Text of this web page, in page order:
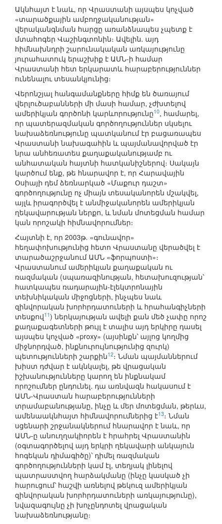
Ակնհայտ է նաև, որ Վրաստանի այսպես կոչված
«տարածքային ամբողջականության»
վերականգնման հարցը առանձնապես չպետք է
մտահոգեր Վաշինգտոնին։ Ավելին. այդ
հիմնախնդրի շարունակական առկայությունը
յուրահատուկ երաշխիք է ԱՄՆ-ի համար
Վրաստանի հետ երկարատև հարաբերություններ
ունենալու տեսանկյունից։
Վերոնշյալ հանգամանքները հիմք են ծառայում
վերլուծաբանների մի մասի համար, չժխտելով
ամերիկյան գործոնի կարևորությունը10, համարել,
որ պատերազմական գործողություններ սկսելու
նախաձեռնությունը պատկանում էր բացառապես
Վրաստանի նախագահին և պայմանավորված էր
նրա անհեռատես քաղաքականությամբ ու
անհատական հայտնի հատկանիշներով։ Սակայն
կարծում ենք, թե հնարավոր է, որ Հարավային
Օսիայի դեմ ձեռնարկած «Մաքուր դաշտ»
գործողությունը ոչ միայն տեսականորեն մշակվել,
այլև իրագործվել է անմիջականորեն ամերիկյան
ղեկավարության ներքո, և նման մոտեցման համար
կան որոշակի հիմնավորումներ։
Հայտնի է, որ 2003թ. «գունավոր»
հեղափոխությունից հետո Վրաստանը վերածվել է
տարածաշրջանում ԱՄՆ «ֆորպոստի»։
Վրաստանում ամերիկյան քաղաքական ու
ռազմական (սպառազինության, հետախուզության՝
հատկապես ռադարային-էլեկտրոնային
տեխնիկական միջոցների, ինչպես նաև
զինվորական խորհրդատուների և հրահանգիչների
տեսքով11) ներկայության ավելի քան մեծ չափը որոշ
քաղաքագետների թույլ է տալիս այդ երկիրը դասել
այսպես կոչված «proxy» (այսինքն՝ այլոց կողմից
միջնորդված, ինքնուրույնությունից զուրկ)
պետությունների շարքին12։ Նման պայմաններում
խիստ դժվար է ակնկալել, թե վրացական
իշխանությունները կարող են ինքնակամ
որոշումներ ընդունել. դա առնվազն հակասում է
ԱՄՆ-Վրաստան հարաբերությունների
տրամաբանությանը, ինչը և մեր մոտեցման, թերևս,
ամենաակնհայտ հիմնավորումներից է13։ Նման
սցենարի շրջանակներում հնարավոր է նաև, որ
ԱՄՆ-ը անուղղակիորեն է հրահրել Վրաստանին
(օգտագործելով այդ երկրի ղեկավարի անկայուն
հոգեկան դիմագիծը)՝ դիմել ռազմական
գործողությունների կամ էլ, տեղյակ լինելով
պատրաստվող հարձակմանը (ինչը կասկած չի
հարուցում՝ հաշվի առնելով թեկուզ ամերիկյան
զինվորական խորհրդատուների առկայությունը),
նվազագույնը չի խոչընդոտել վրացական
նախաձեռնությանը։